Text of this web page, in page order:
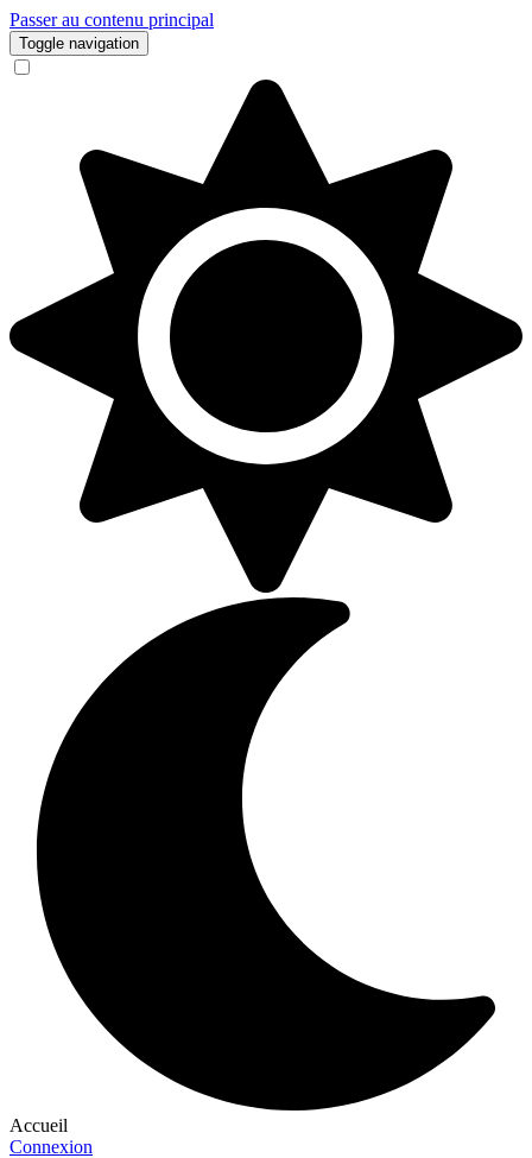
Passer au contenu principal
Toggle navigation
Accueil
Connexion